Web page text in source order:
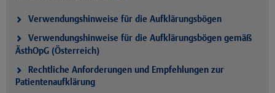
Verwendungshinweise für die Aufklärungsbögen
Verwendungshinweise für die Aufklärungsbögen gemäß
ÄsthOpG (Österreich)
Rechtliche Anforderungen und Empfehlungen zur
Patientenaufklärung